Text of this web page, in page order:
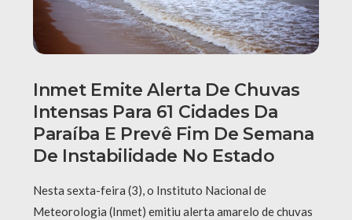
Inmet Emite Alerta De Chuvas
Intensas Para 61 Cidades Da
Paraíba E Prevê Fim De Semana
De Instabilidade No Estado
Nesta sexta-feira (3), o Instituto Nacional de
Meteorologia (Inmet) emitiu alerta amarelo de chuvas